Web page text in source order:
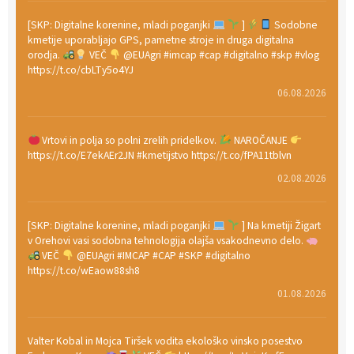
[SKP: Digitalne korenine, mladi poganjki ]
Sodobne
kmetije uporabljajo GPS, pametne stroje in druga digitalna
orodja.
VEČ
@EUAgri #imcap #cap #digitalno #skp #vlog
https://t.co/cbLTy5o4YJ
06.08.2026
Vrtovi in polja so polni zrelih pridelkov.
NAROČANJE
https://t.co/E7ekAEr2JN #kmetijstvo https://t.co/fPA11tblvn
02.08.2026
[SKP: Digitalne korenine, mladi poganjki
] Na kmetiji Žigart
v Orehovi vasi sodobna tehnologija olajša vsakodnevno delo.
VEČ
@EUAgri #IMCAP #CAP #SKP #digitalno
https://t.co/wEaow88sh8
01.08.2026
Valter Kobal in Mojca Tiršek vodita ekološko vinsko posestvo